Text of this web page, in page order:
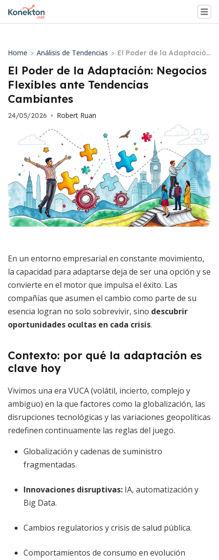
Home > Análisis de Tendencias > El Poder de la Adaptació
n: Negocios Flexibles ante
Tendencias Cambiantes
El Poder de la Adaptación: Negocios
Flexibles ante Tendencias
Cambiantes
24/05/2026 • Robert Ruan
En un entorno empresarial en constante movimiento,
la capacidad para adaptarse deja de ser una opción y se
convierte en el motor que impulsa el éxito. Las
compañías que asumen el cambio como parte de su
esencia logran no solo sobrevivir, sino descubrir
oportunidades ocultas en cada crisis.
Contexto: por qué la adaptación es
clave hoy
Vivimos una era VUCA (volátil, incierto, complejo y
ambiguo) en la que factores como la globalización, las
disrupciones tecnológicas y las variaciones geopolíticas
redefinen continuamente las reglas del juego.
Globalización y cadenas de suministro
fragmentadas.
Innovaciones disruptivas: IA, automatización y
Big Data.
Cambios regulatorios y crisis de salud pública.
Comportamientos de consumo en evolución